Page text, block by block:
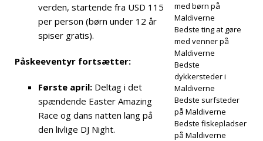
ferier
5-
verden, startende fra USD 115
per person (børn under 12 år
spiser gratis).
Påskeeventyr fortsætter:
Første april: Deltag i det
spændende Easter Amazing
Race og dans natten lang på
den livlige DJ Night.
med børn på
Maldiverne
Bedste ting at gøre
med venner på
Maldiverne
Bedste
dykkersteder i
Maldiverne
Bedste surfsteder
på Maldiverne
Bedste fiskepladser
på Maldiverne